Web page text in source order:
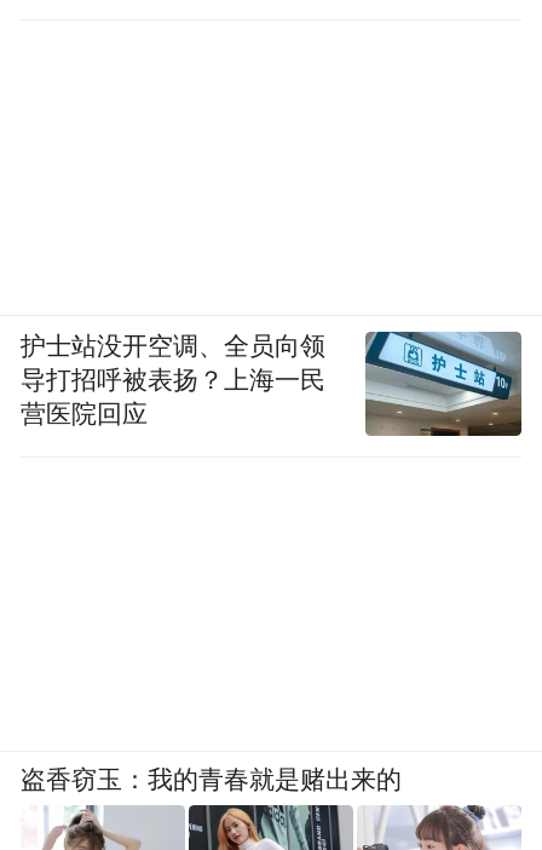
护士站没开空调、全员向领
导打招呼被表扬？上海一民
营医院回应
盗香窃玉：我的青春就是赌出来的